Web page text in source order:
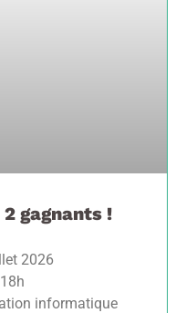
2 gagnants !
2026
informatique